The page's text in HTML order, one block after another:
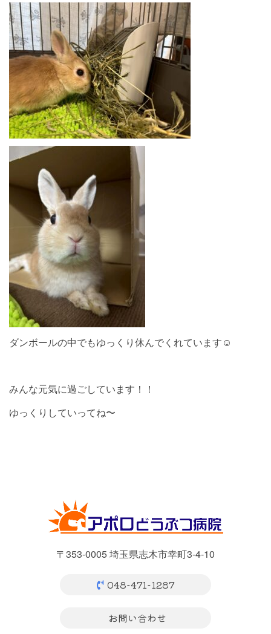
ダンボールの中でもゆっくり休んでくれています☺︎
みんな元気に過ごしています！！
ゆっくりしていってね〜
〒353-0005 埼玉県志木市幸町3-4-10
048-471-1287
お問い合わせ